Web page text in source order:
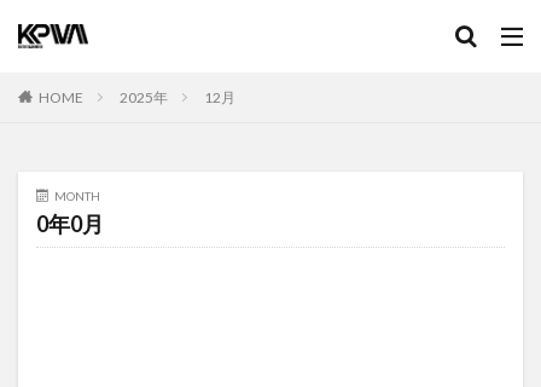
HOME 2025年 12月
MONTH
0年0月